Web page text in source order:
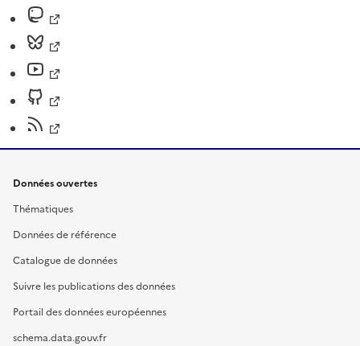
Données ouvertes
Thématiques
Données de référence
Catalogue de données
Suivre les publications des données
Portail des données européennes
schema.data.gouv.fr